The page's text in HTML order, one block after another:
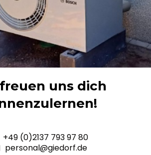
uns dich
+49 (0)2137 793 97 80